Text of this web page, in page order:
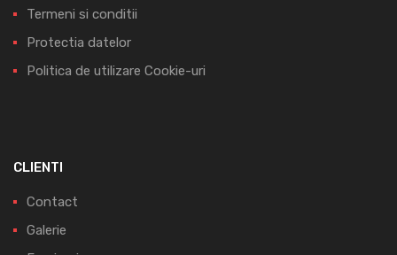
Termeni si conditii
Protectia datelor
Politica de utilizare Cookie-uri
CLIENTI
Contact
Galerie